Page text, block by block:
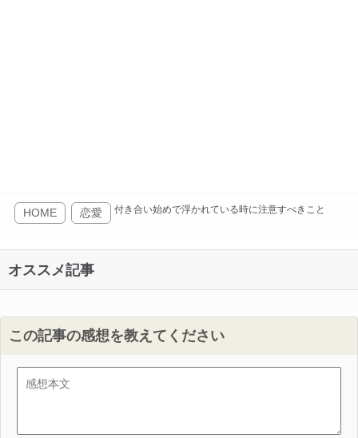
HOME 恋愛 付き合い始めで浮かれている時に注意すべきこと
オススメ記事
この記事の感想を教えてください